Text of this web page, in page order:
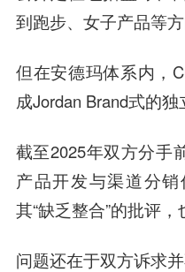
到跑步、女子产品等方
但在安德玛体系内，
成Jordan Brand式的独
截至2025年双方分手
产品开发与渠道分
其“缺乏整合”的批评，
问题还在于双方诉求并